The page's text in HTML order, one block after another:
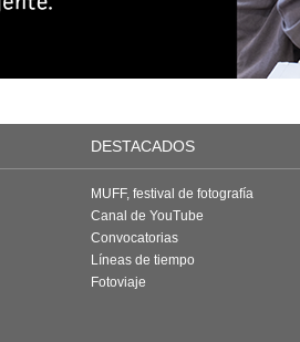
DESTACADOS
MUFF, festival de fotografía
Canal de YouTube
Convocatorias
Líneas de tiempo
Fotoviaje